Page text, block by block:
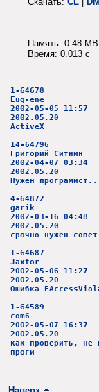
Память: 0.48 MB
Время: 0.013 c
1-64678
Eug-ene
2002-05-05 11:57
2002.05.20
ActiveX
14-64796
Григорий Ситнин
2002-04-07 03:34
2002.05.20
Нужен
4-64872
garik
2002-03-16 04:48
2002.05.20
срочно нужен
1-64687
Jaxtor
2002-05-06 11:27
2002.05.20
Ошибка
1-64589
com6
2002-05-07 16:37
2002.05.20
как проверить, не
проги